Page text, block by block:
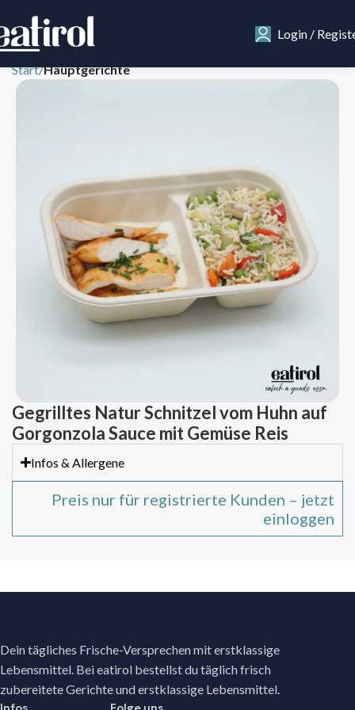
Login /
Start Hauptgerichte
Gegrilltes Natur Schnitzel vom Huhn auf
Gorgonzola Sauce mit Gemüse Reis
Infos & Allergene
Preis nur für registrierte Kunden – jetzt
einloggen
Dein tägliches Frische-Versprechen mit erstklassige
Lebensmittel. Bei eatirol bestellst du täglich frisch
zubereitete Gerichte und erstklassige Lebensmittel.